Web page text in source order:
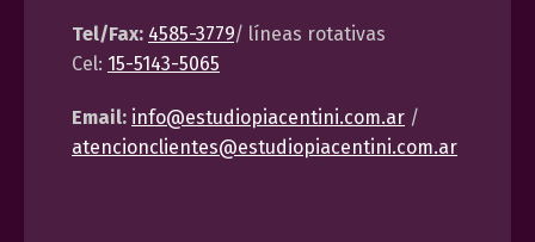
Tel/Fax: 4585-3779/ líneas rotativas
Cel: 15-5143-5065
Email: info@estudiopiacentini.com.ar /
atencionclientes@estudiopiacentini.com.ar